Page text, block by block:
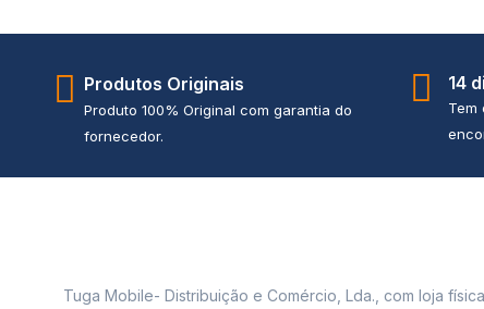
Produtos Originais
Produto 100% Original com garantia do
fornecedor.
14
Tem
Tuga Mobile- Distribuição e Comércio, Lda., com loja